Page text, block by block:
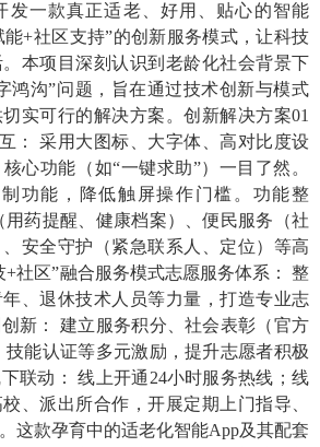
发一款真正适老、好用、贴心的智能
能+社区支持”的创新服务模式，让科技
本项目深刻认识到老龄化社会背景下
鸿沟”问题，旨在通过技术创新与模式
实可行的解决方案。创新解决方案01
： 采用大图标、大字体、高对比度设
心功能（如“一键求助”）一目了然。
功能，降低触屏操作门槛。功能整
药提醒、健康档案）、便民服务（社
安全守护（紧急联系人、定位）等高
+社区”融合服务模式志愿服务体系： 整
、退休技术人员等力量，打造专业志
新： 建立服务积分、社会表彰（官方
技能认证等多元激励，提升志愿者积极
联动： 线上开通 24小时服务热线；线
、派出所合作，开展定期上门指导、
这款孕育中的适老化智能App及其配套